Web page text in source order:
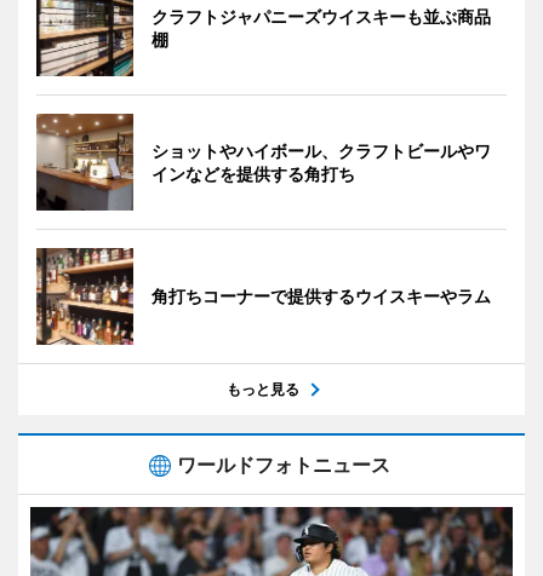
クラフトジャパニーズウイスキーも並ぶ商品
棚
ショットやハイボール、クラフトビールやワ
インなどを提供する角打ち
角打ちコーナーで提供するウイスキーやラム
もっと見る
ワールドフォトニュース